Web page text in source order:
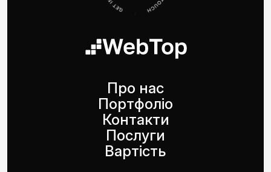
Про нас
Портфоліо
Контакти
Послуги
Вартість